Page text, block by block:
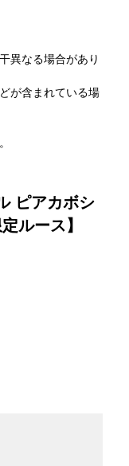
異なる場合があり
が含まれている場
ピアカボシ
ルース】